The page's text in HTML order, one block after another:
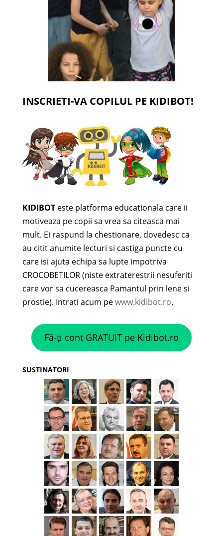
INSCRIETI-VA COPILUL PE KIDIBOT!
KIDIBOTeste platforma educationala care ii
motiveaza pe copii sa vrea sa citeasca mai
mult. Ei raspund la chestionare, dovedesc ca
au citit anumite lecturi si castiga puncte cu
care isi ajuta echipa sa lupte impotriva
CROCOBETILOR (niste extraterestrii nesuferiti
care vor sa cucereasca Pamantul prin lene si
prostie). Intrati acum pewww.kidibot.ro.
Fă-ți cont GRATUIT pe Kidibot.ro
SUSTINATORI